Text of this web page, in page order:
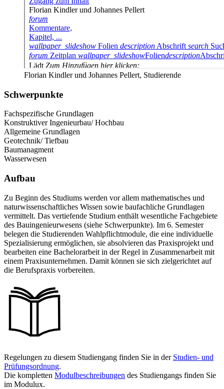
Florian Kindler und Johannes Pellert, Studierende
Schwerpunkte
Fachspezifische Grundlagen
Konstruktiver Ingenieurbau/ Hochbau
Allgemeine Grundlagen
Geotechnik/ Tiefbau
Baumanagment
Wasserwesen
Aufbau
Zu Beginn des Studiums werden vor allem mathematisches und
naturwissenschaftliches Wissen sowie baufachliche Grundlagen
vermittelt. Das vertiefende Studium enthält wesentliche Fachgebiete
des Bauingenieurwesens (siehe Schwerpunkte). Im 6. Semester
belegen die Studierenden Wahlpflichtmodule, die eine individuelle
Spezialisierung ermöglichen, sie absolvieren das Praxisprojekt und
bearbeiten eine Bachelorarbeit in der Regel in Zusammenarbeit mit
einem Praxisunternehmen. Damit können sie sich zielgerichtet auf
die Berufspraxis vorbereiten.
Regelungen zu diesem Studiengang finden Sie in der Studien- und
Prüfungsordnung.
Die kompletten Modulbeschreibungen des Studiengangs finden Sie
im Modulux.